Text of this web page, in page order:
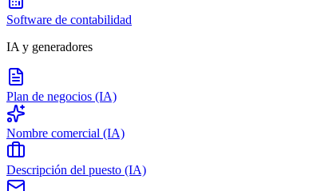
Software de contabilidad
IA y generadores
Plan de negocios (IA)
Nombre comercial (IA)
Descripción del puesto (IA)